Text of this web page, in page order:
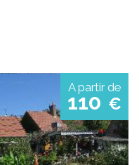
A partir de
110 €